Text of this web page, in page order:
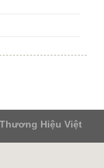
Hiệu Việt